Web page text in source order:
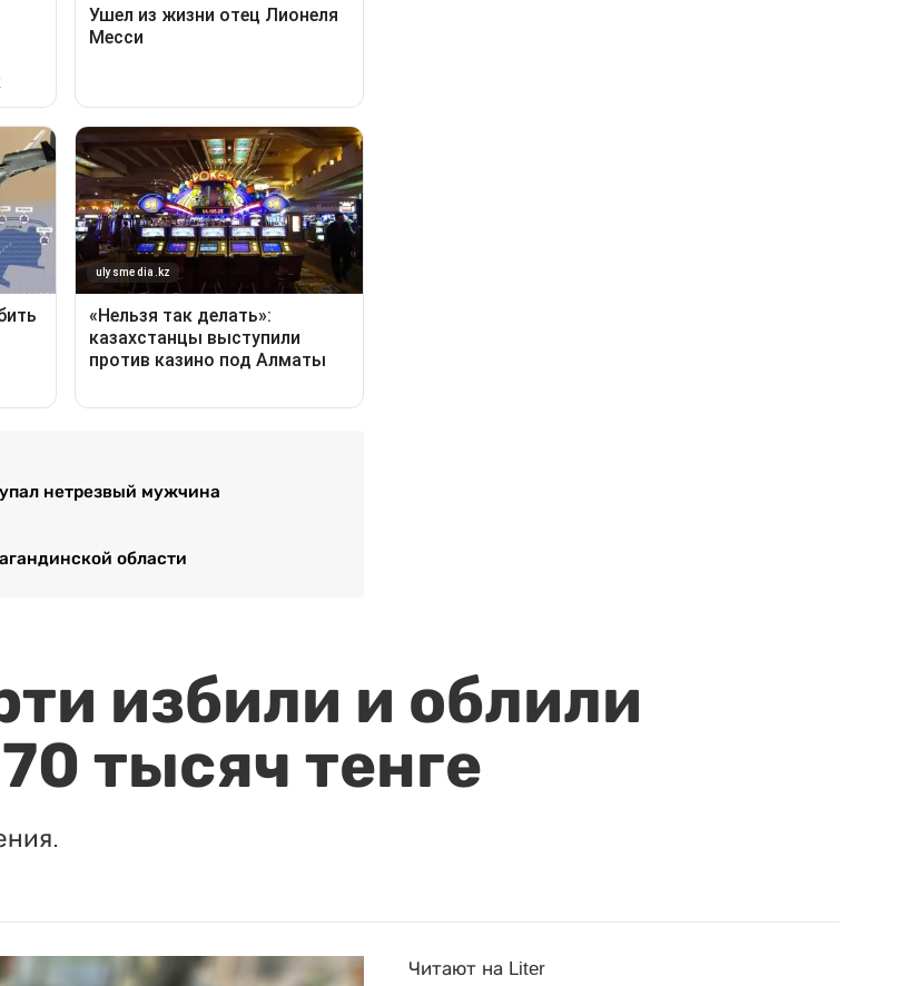
нетрезвый мужчина
области
избили и облили
тысяч тенге
Читают на Liter